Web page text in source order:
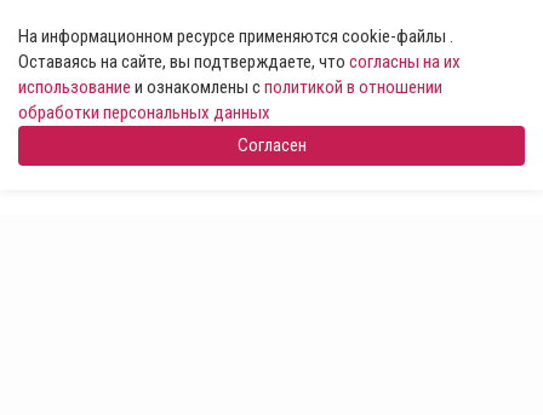
На информационном ресурсе применяются cookie-файлы .
Оставаясь на сайте, вы подтверждаете, что согласны на их
использование и ознакомлены сполитикой в отношении
обработки персональных данных
Согласен